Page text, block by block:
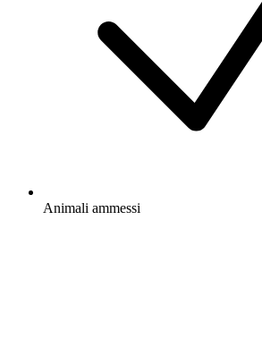
Animali ammessi